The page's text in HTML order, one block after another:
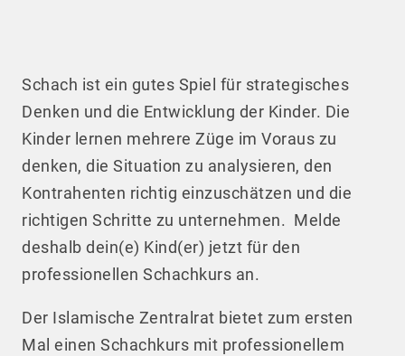
Schach ist ein gutes Spiel für strategisches
Denken und die Entwicklung der Kinder. Die
Kinder lernen mehrere Züge im Voraus zu
denken, die Situation zu analysieren, den
Kontrahenten richtig einzuschätzen und die
richtigen Schritte zu unternehmen. Melde
deshalb dein(e) Kind(er) jetzt für den
professionellen Schachkurs an.
Der Islamische Zentralrat bietet zum ersten
Mal einen Schachkurs mit professionellem